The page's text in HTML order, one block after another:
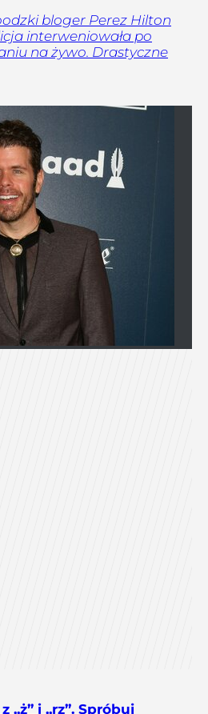
bloger Perez Hilton
interweniowała po
na żywo. Drastyczne
„ż” i „rz”. Spróbuj